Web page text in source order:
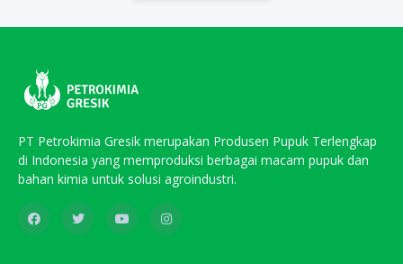
PT Petrokimia Gresik merupakan Produsen Pupuk Terlengkap
di Indonesia yang memproduksi berbagai macam pupuk dan
bahan kimia untuk solusi agroindustri.